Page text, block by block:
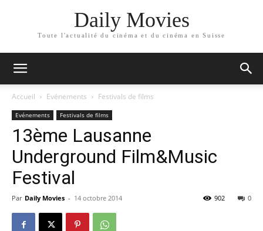
Daily Movies
Toute l'actualité du cinéma et du cinéma en Suisse
Accueil Evénements Festivals de films
Evénements Festivals de films
13ème Lausanne
Underground Film&Music
Festival
Par Daily Movies - 14 octobre 2014 0
902